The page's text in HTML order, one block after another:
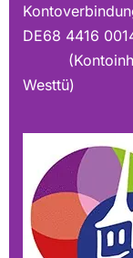
DE68
Westtü)